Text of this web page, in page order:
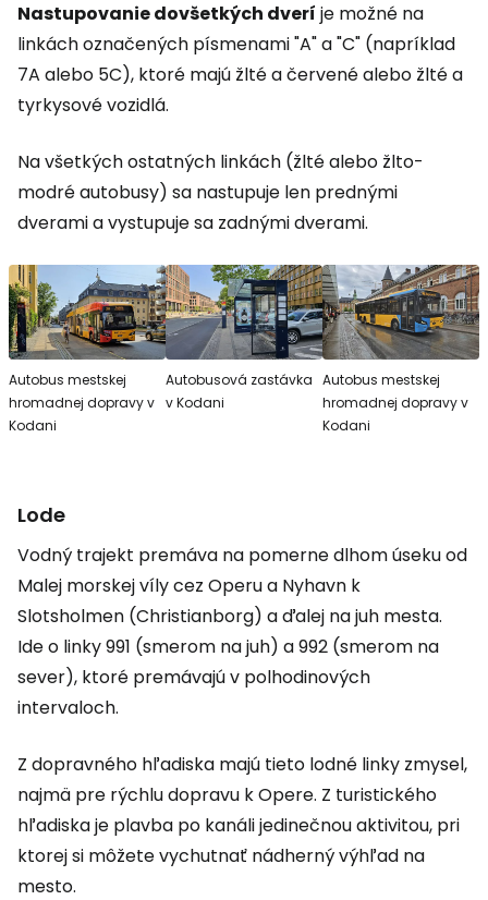
Nastupovanie dovšetkých dverí je možné na
linkách označených písmenami "A" a "C" (napríklad
7A alebo 5C), ktoré majú žlté a červené alebo žlté a
tyrkysové vozidlá.
Na všetkých ostatných linkách (žlté alebo žlto-
modré autobusy) sa nastupuje len prednými
dverami a vystupuje sa zadnými dverami.
Autobus mestskej
hromadnej dopravy v
Kodani
Autobusová zastávka
v Kodani
Autobus mestskej
hromadnej dopravy v
Kodani
Lode
Vodný trajekt premáva na pomerne dlhom úseku od
Malej morskej víly cez Operu a Nyhavn k
Slotsholmen (Christianborg) a ďalej na juh mesta.
Ide o linky 991 (smerom na juh) a 992 (smerom na
sever), ktoré premávajú v polhodinových
intervaloch.
Z dopravného hľadiska majú tieto lodné linky zmysel,
najmä pre rýchlu dopravu k Opere. Z turistického
hľadiska je plavba po kanáli jedinečnou aktivitou, pri
ktorej si môžete vychutnať nádherný výhľad na
mesto.